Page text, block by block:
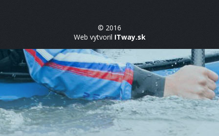
© 2016
Web vytvoril ITway.sk